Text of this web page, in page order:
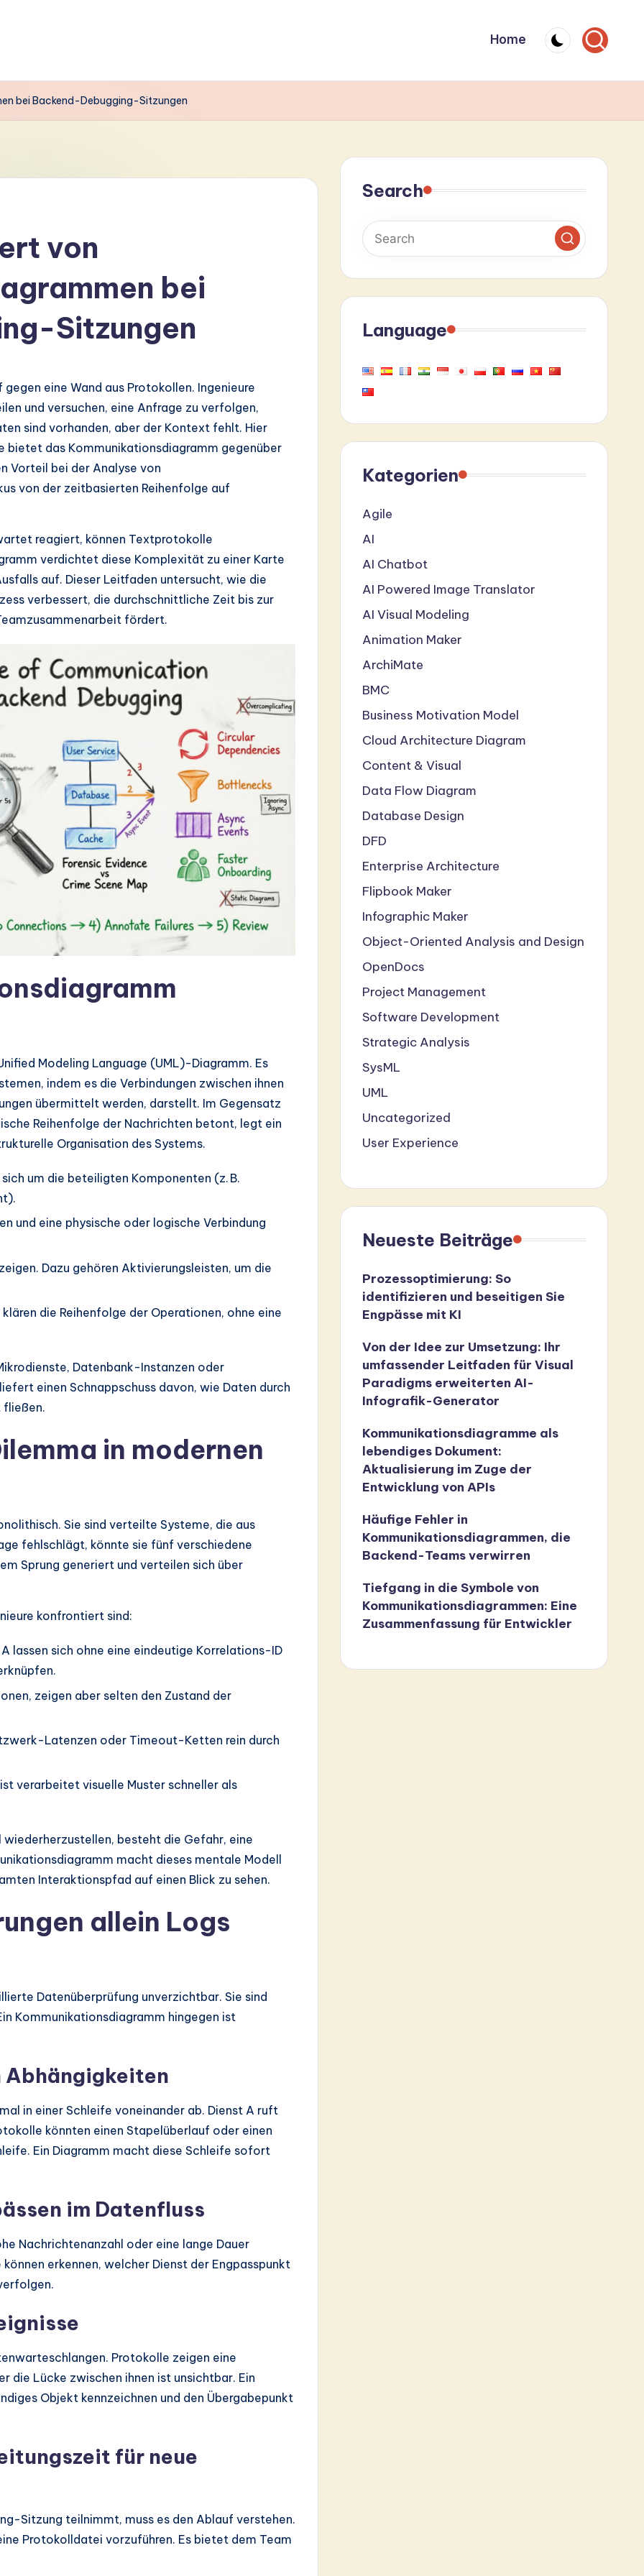
Home
bei Backend-Debugging-Sitzungen
von
bei
Sitzungen
eine Wand aus Protokollen. Ingenieure
und versuchen, eine Anfrage zu verfolgen,
sind vorhanden, aber der Kontext fehlt. Hier
bietet das Kommunikationsdiagramm gegenüber
Vorteil bei der Analyse von
von der zeitbasierten Reihenfolge auf
reagiert, können Textprotokolle
verdichtet diese Komplexität zu einer Karte
auf. Dieser Leitfaden untersucht, wie die
verbessert, die durchschnittliche Zeit bis zur
fördert.
Modeling Language (UML)-Diagramm. Es
indem es die Verbindungen zwischen ihnen
übermittelt werden, darstellt. Im Gegensatz
Reihenfolge der Nachrichten betont, legt ein
Organisation des Systems.
um die beteiligten Komponenten (z. B.
und eine physische oder logische Verbindung
Dazu gehören Aktivierungsleisten, um die
die Reihenfolge der Operationen, ohne eine
Datenbank-Instanzen oder
einen Schnappschuss davon, wie Daten durch
fließen.
in modernen
Sie sind verteilte Systeme, die aus
fehlschlägt, könnte sie fünf verschiedene
Sprung generiert und verteilen sich über
konfrontiert sind:
lassen sich ohne eine eindeutige Korrelations-ID
zeigen aber selten den Zustand der
Latenzen oder Timeout-Ketten rein durch
verarbeitet visuelle Muster schneller als
besteht die Gefahr, eine
macht dieses mentale Modell
Interaktionspfad auf einen Blick zu sehen.
allein Logs
Datenüberprüfung unverzichtbar. Sie sind
Kommunikationsdiagramm hingegen ist
Abhängigkeiten
in einer Schleife voneinander ab. Dienst A ruft
könnten einen Stapelüberlauf oder einen
Ein Diagramm macht diese Schleife sofort
im Datenfluss
Nachrichtenanzahl oder eine lange Dauer
erkennen, welcher Dienst der Engpasspunkt
Protokolle zeigen eine
die Lücke zwischen ihnen ist unsichtbar. Ein
Objekt kennzeichnen und den Übergabepunkt
für neue
Sitzung teilnimmt, muss es den Ablauf verstehen.
Protokolldatei vorzuführen. Es bietet dem Team
Search
Language
Kategorien
Agile
AI
AI Chatbot
AI Powered Image Translator
AI Visual Modeling
Animation Maker
ArchiMate
BMC
Business Motivation Model
Cloud Architecture Diagram
Content & Visual
Data Flow Diagram
Database Design
DFD
Enterprise Architecture
Flipbook Maker
Infographic Maker
Object-Oriented Analysis and Design
OpenDocs
Project Management
Software Development
Strategic Analysis
SysML
UML
Uncategorized
User Experience
Neueste Beiträge
Prozessoptimierung: So
identifizieren und beseitigen Sie
Engpässe mit KI
Von der Idee zur Umsetzung: Ihr
umfassender Leitfaden für Visual
Paradigms erweiterten AI-
Infografik-Generator
Kommunikationsdiagramme als
lebendiges Dokument:
Aktualisierung im Zuge der
Entwicklung von APIs
Häufige Fehler in
Kommunikationsdiagrammen, die
Backend-Teams verwirren
Tiefgang in die Symbole von
Kommunikationsdiagrammen: Eine
Zusammenfassung für Entwickler